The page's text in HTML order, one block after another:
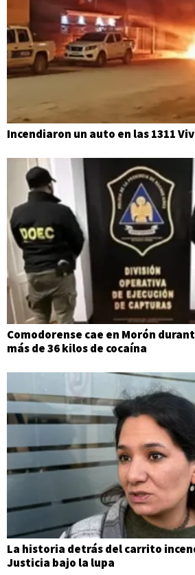
Incendiaron un auto en las 1311
Comodorense cae en Morón
más de 36 kilos de cocaína
La historia detrás del carrito
Justicia bajo la lupa